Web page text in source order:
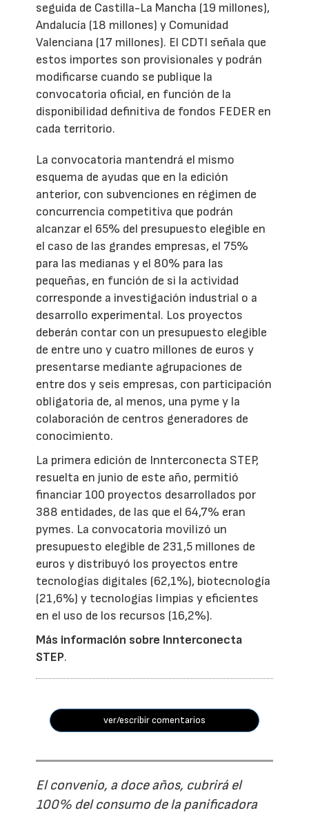
seguida de Castilla-La Mancha (19 millones),
Andalucía (18 millones) y Comunidad
Valenciana (17 millones). El CDTI señala que
estos importes son provisionales y podrán
modificarse cuando se publique la
convocatoria oficial, en función de la
disponibilidad definitiva de fondos FEDER en
cada territorio.
La convocatoria mantendrá el mismo
esquema de ayudas que en la edición
anterior, con subvenciones en régimen de
concurrencia competitiva que podrán
alcanzar el 65% del presupuesto elegible en
el caso de las grandes empresas, el 75%
para las medianas y el 80% para las
pequeñas, en función de si la actividad
corresponde a investigación industrial o a
desarrollo experimental. Los proyectos
deberán contar con un presupuesto elegible
de entre uno y cuatro millones de euros y
presentarse mediante agrupaciones de
entre dos y seis empresas, con participación
obligatoria de, al menos, una pyme y la
colaboración de centros generadores de
conocimiento.
La primera edición de Innterconecta STEP,
resuelta en junio de este año, permitió
financiar 100 proyectos desarrollados por
388 entidades, de las que el 64,7% eran
pymes. La convocatoria movilizó un
presupuesto elegible de 231,5 millones de
euros y distribuyó los proyectos entre
tecnologías digitales (62,1%), biotecnología
(21,6%) y tecnologías limpias y eficientes
en el uso de los recursos (16,2%).
Más información sobre Innterconecta
STEP.
ver/escribir comentarios
El convenio, a doce años, cubrirá el
100% del consumo de la panificadora